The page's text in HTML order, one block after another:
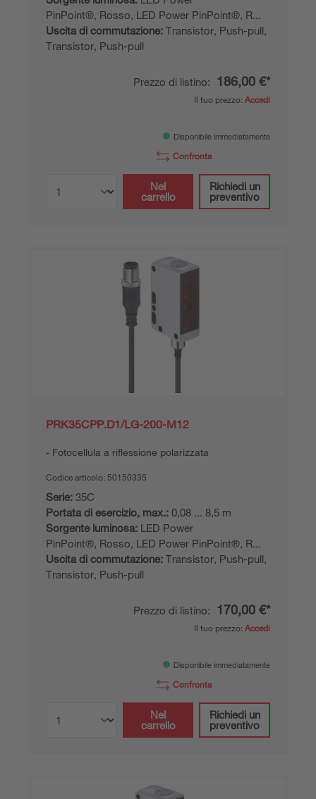
PinPoint®, Rosso, LED Power PinPoint®, R...
Uscita di commutazione: Transistor, Push-pull,
Transistor, Push-pull
Prezzo di listino: 186,00 €*
Il tuo prezzo: Accedi
Disponibile immediatamente
Confronta
Nel
carrello
Richiedi un
preventivo
PRK35CPP.D1/LG-200-M12
Fotocellula a riflessione polarizzata
Codice articolo: 50150335
Serie: 35C
Portata di esercizio, max.: 0,08 ... 8,5 m
Sorgente luminosa: LED Power
PinPoint®, Rosso, LED Power PinPoint®, R...
Uscita di commutazione: Transistor, Push-pull,
Transistor, Push-pull
Prezzo di listino: 170,00 €*
Il tuo prezzo: Accedi
Disponibile immediatamente
Confronta
Nel
carrello
Richiedi un
preventivo